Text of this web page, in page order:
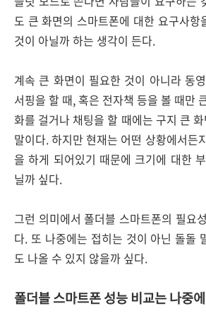
도 큰 화면의 스마트폰에 대한 요구사항
것이 아닐까 하는 생각이 든다.
계속 큰 화면이 필요한 것이 아니라 동
서핑을 할 때, 혹은 전자책 등을 볼 때만
화를 걸거나 채팅을 할 때에는 구지 큰
말이다. 하지만 현재는 어떤 상황에서든
을 하게 되어있기 때문에 크기에 대한
닐까 싶다.
그런 의미에서 폴더블 스마트폰의 필요
다. 또 나중에는 접히는 것이 아닌 돌돌
도 나올 수 있지 않을까 싶다.
폴더블 스마트폰 성능 비교는 나중